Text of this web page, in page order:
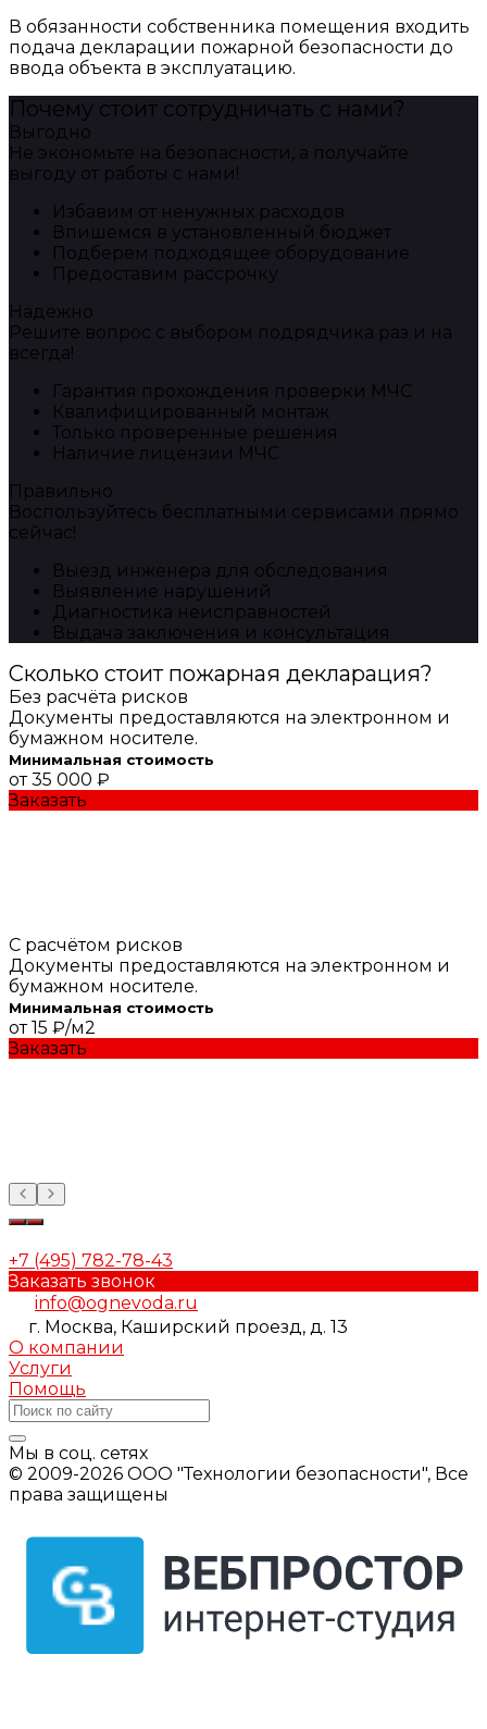
В обязанности собственника помещения входить
подача декларации пожарной безопасности до
ввода объекта в эксплуатацию.
Почему стоит сотрудничать с нами?
Выгодно
Не экономьте на безопасности, а получайте
выгоду от работы с нами!
Избавим от ненужных расходов
Впишемся в установленный бюджет
Подберём подходящее оборудование
Предоставим рассрочку
Надежно
Решите вопрос с выбором подрядчика раз и на
всегда!
Гарантия прохождения проверки МЧС
Квалифицированный монтаж
Только проверенные решения
Наличие лицензии МЧС
Правильно
Воспользуйтесь бесплатными сервисами прямо
сейчас!
Выезд инженера для обследования
Выявление нарушений
Диагностика неисправностей
Выдача заключения и консультация
Сколько стоит пожарная декларация?
Без расчёта рисков
Документы предоставляются на электронном и
бумажном носителе.
Минимальная стоимость
от 35 000 ₽
Заказать
С расчётом рисков
Документы предоставляются на электронном и
бумажном носителе.
Минимальная стоимость
от 15 ₽/м2
Заказать
+7 (495) 782-78-43
Заказать звонок
info@ognevoda.ru
г. Москва, Каширский проезд, д. 13
О компании
Услуги
Помощь
Мы в соц. сетях
© 2009-2026 ООО "Технологии безопасности", Все
права защищены